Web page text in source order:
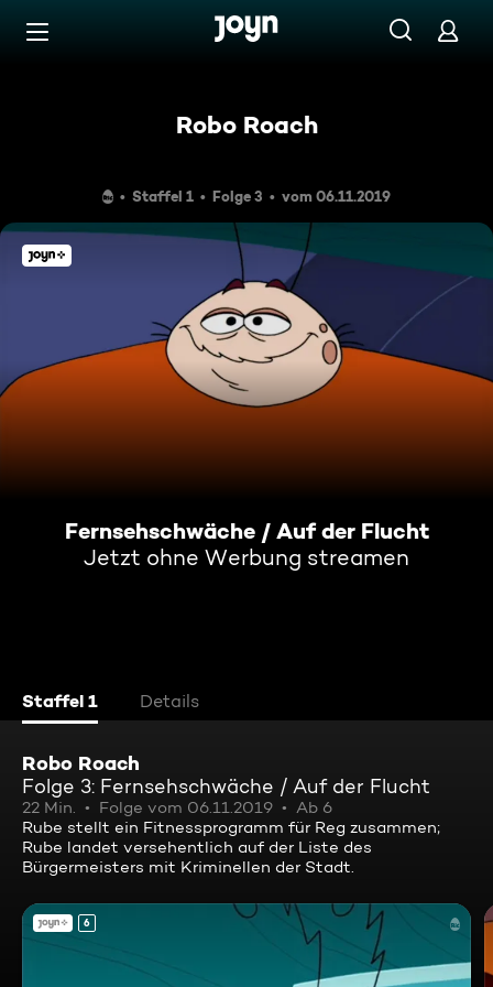
Zum Inhalt springen
Robo Roach
Staffel 1 Folge 3 vom 06.11.2019
Fernsehschwäche / Auf der Flucht
Jetzt ohne Werbung streamen
Staffel 1 Details
Robo Roach
Folge 3: Fernsehschwäche / Auf der Flucht
22 Min. Folge vom 06.11.2019
Ab 6
Rube stellt ein Fitnessprogramm für Reg zusammen;
Rube landet versehentlich auf der Liste des
Bürgermeisters mit Kriminellen der Stadt.
6